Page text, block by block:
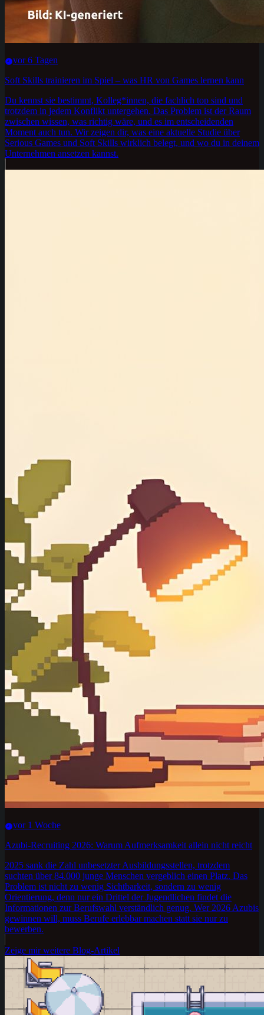
vor 6 Tagen
Soft Skills trainieren im Spiel – was HR von Games lernen kann
Du kennst sie bestimmt, Kolleg*innen, die fachlich top sind und
trotzdem in jedem Konflikt untergehen. Das Problem ist der Raum
zwischen wissen, was richtig wäre, und es im entscheidenden
Moment auch tun. Wir zeigen dir, was eine aktuelle Studie über
Serious Games und Soft Skills wirklich belegt, und wo du in deinem
Unternehmen ansetzen kannst.
vor 1 Woche
Azubi-Recruiting 2026: Warum Aufmerksamkeit allein nicht reicht
2025 sank die Zahl unbesetzter Ausbildungsstellen, trotzdem
suchten über 84.000 junge Menschen vergeblich einen Platz. Das
Problem ist nicht zu wenig Sichtbarkeit, sondern zu wenig
Orientierung, denn nur ein Drittel der Jugendlichen findet die
Informationen zur Berufswahl verständlich genug. Wer 2026 Azubis
gewinnen will, muss Berufe erlebbar machen statt sie nur zu
bewerben.
Zeige mir weitere Blog-Artikel